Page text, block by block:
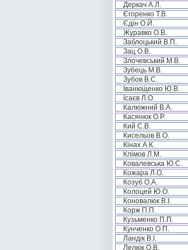
Деркач А.Л.
Єгоренко Т.В.
Єдін О.Й.
Журавко О.В.
Заблоцький В.П.
Зац О.В.
Злочевський М.В.
Зубець М.В.
Зубов В.С.
Іванющенко Ю.В.
Ісаєв Л.О.
Калюжний В.А.
Касянюк О.Р.
Кий С.В.
Кисельов В.О.
Кінах А.К.
Клімов Л.М.
Ковалевська Ю.С.
Кожара Л.О.
Козуб О.А.
Колоцей Ю.О.
Коновалюк В.І.
Корж П.П.
Кузьменко П.П.
Кунченко О.П.
Ландік В.І.
Лелюк О.В.